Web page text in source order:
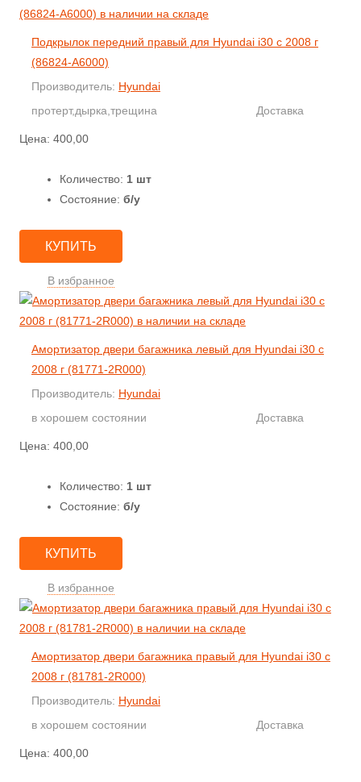
Подкрылок передний правый для Hyundai i30 с 2008 г
(86824-A6000)
Производитель: Hyundai
протерт,дырка,трещина
Доставка
Цена: 400,00
Количество: 1 шт
Состояние: б/у
КУПИТЬ
В избранное
Амортизатор двери багажника левый для Hyundai i30 с
2008 г (81771-2R000)
Производитель: Hyundai
в хорошем состоянии
Доставка
Цена: 400,00
Количество: 1 шт
Состояние: б/у
КУПИТЬ
В избранное
Амортизатор двери багажника правый для Hyundai i30 с
2008 г (81781-2R000)
Производитель: Hyundai
в хорошем состоянии
Доставка
Цена: 400,00